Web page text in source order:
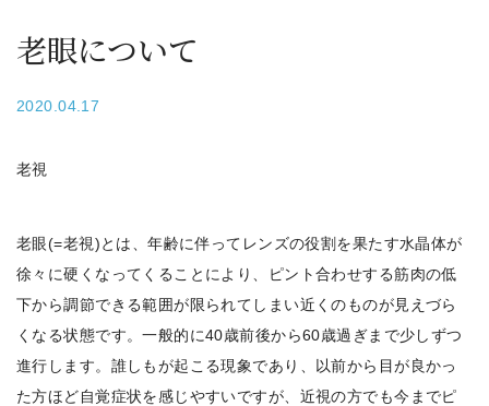
老眼について
2020.04.17
老視
老眼(=老視)とは、年齢に伴ってレンズの役割を果たす水晶体が
徐々に硬くなってくることにより、ピント合わせする筋肉の低
下から調節できる範囲が限られてしまい近くのものが見えづら
くなる状態です。一般的に40歳前後から60歳過ぎまで少しずつ
進行します。誰しもが起こる現象であり、以前から目が良かっ
た方ほど自覚症状を感じやすいですが、近視の方でも今までピ